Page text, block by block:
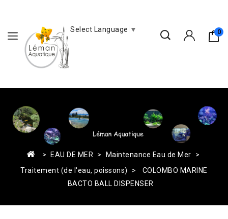
0
Select Language ▼
EAU DE MER
Maintenance Eau de Mer
Traitement (de l'eau, poissons)
COLOMBO MARINE
BACTO BALL DISPENSER